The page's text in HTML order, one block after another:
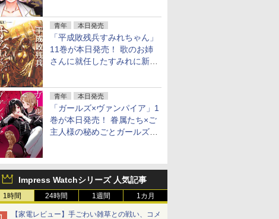
青年 本日発売
「平成敗残兵すみれちゃん」
11巻が本日発売！ 歌のお姉
さんに就任したすみれに新た
青年 本日発売
「ガールズ×ヴァンパイア」1
巻が本日発売！ 眷属たち×ご
主人様の秘めごとガールズラ
Impress Watchシリーズ 人気記事
1時間 24時間 1週間 1カ月
【家電レビュー】手ごわい雑草との戦い、コメ